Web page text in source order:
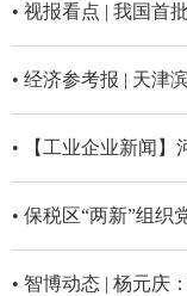
• 视报看点 | 我国首
• 经济参考报 | 天津